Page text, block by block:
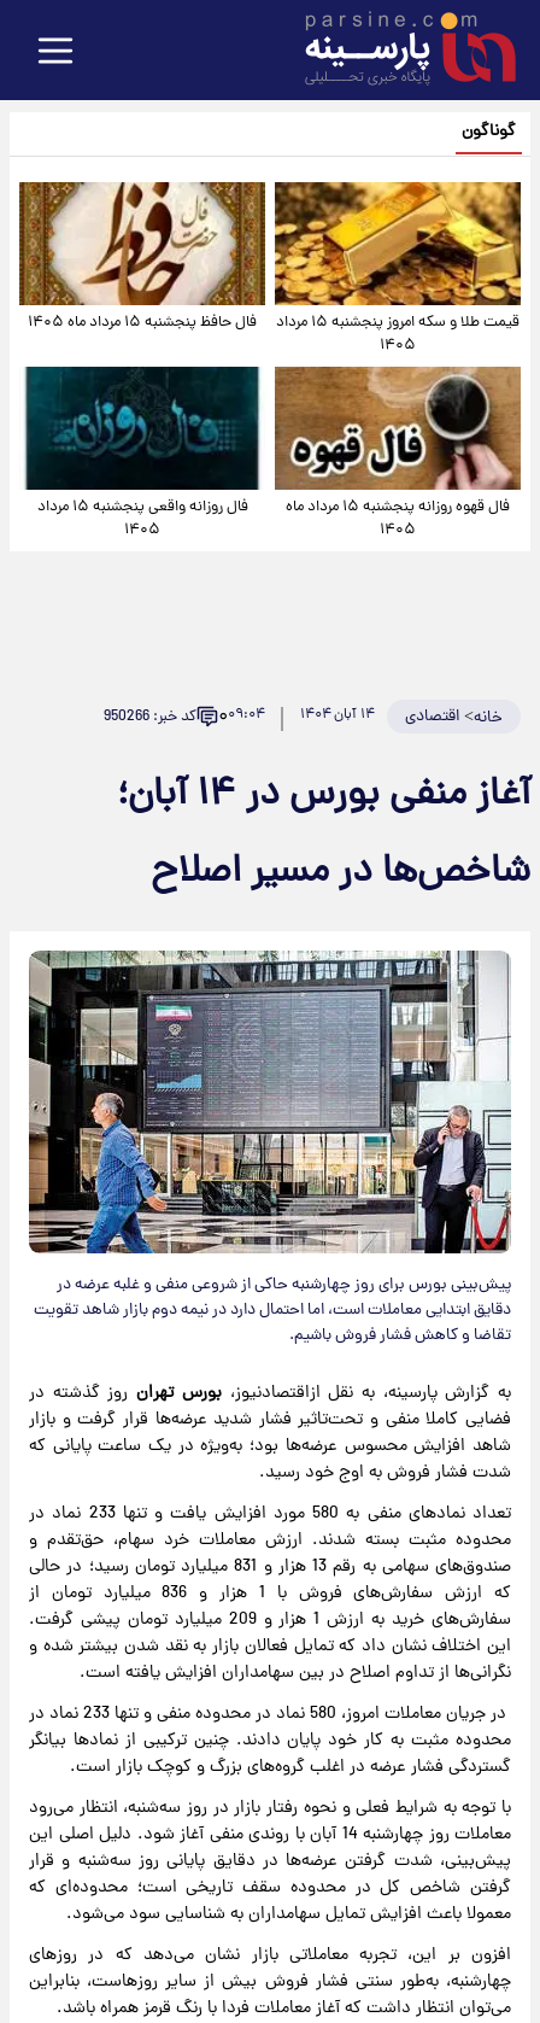
گوناگون
قیمت طلا و سکه امروز پنجشنبه ۱۵ مرداد
۱۴۰۵
فال حافظ پنجشنبه ۱۵ مرداد ماه ۱۴۰۵
فال قهوه روزانه پنجشنبه ۱۵ مرداد ماه
۱۴۰۵
فال روزانه واقعی پنجشنبه ۱۵ مرداد
۱۴۰۵
خانه>اقتصادی ۱۴ آبان ۱۴۰۴ ۰۹:۰۴۰ کد خبر: 950266
آغاز منفی بورس در ۱۴ آبان؛
شاخص‌ها در مسیر اصلاح
پیش‌بینی بورس برای روز چهارشنبه حاکی از شروعی منفی و غلبه عرضه در
دقایق ابتدایی معاملات است، اما احتمال دارد در نیمه دوم بازار شاهد تقویت
تقاضا و کاهش فشار فروش باشیم.
به گزارش پارسینه، به نقل ازاقتصادنیوز،بورس تهرانروز گذشته در
فضایی کاملا منفی و تحت‌تاثیر فشار شدید عرضه‌ها قرار گرفت و بازار
شاهد افزایش محسوس عرضه‌ها بود؛ به‌ویژه در یک ساعت پایانی که
شدت فشار فروش به اوج خود رسید.
تعداد نمادهای منفی به 580 مورد افزایش یافت و تنها 233 نماد در
محدوده مثبت بسته شدند. ارزش معاملات خرد سهام، حق‌تقدم و
صندوق‌های سهامی به رقم 13 هزار و 831 میلیارد تومان رسید؛ در حالی
که ارزش سفارش‌های فروش با 1 هزار و 836 میلیارد تومان از
سفارش‌های خرید به ارزش 1 هزار و 209 میلیارد تومان پیشی گرفت.
این اختلاف نشان داد که تمایل فعالان بازار به نقد شدن بیشتر شده و
نگرانی‌ها از تداوم اصلاح در بین سهامداران افزایش یافته است.
در جریان معاملات امروز، 580 نماد در محدوده منفی و تنها 233 نماد در
محدوده مثبت به کار خود پایان دادند. چنین ترکیبی از نمادها بیانگر
گستردگی فشار عرضه در اغلب گروه‌های بزرگ و کوچک بازار است.
با توجه به شرایط فعلی و نحوه رفتار بازار در روز سه‌شنبه، انتظار می‌رود
معاملات روز چهارشنبه 14 آبان با روندی منفی آغاز شود. دلیل اصلی این
پیش‌بینی، شدت گرفتن عرضه‌ها در دقایق پایانی روز سه‌شنبه و قرار
گرفتن شاخص کل در محدوده سقف تاریخی است؛ محدوده‌ای که
معمولا باعث افزایش تمایل سهامداران به شناسایی سود می‌شود.
افزون بر این، تجربه معاملاتی بازار نشان می‌دهد که در روزهای
چهارشنبه، به‌طور سنتی فشار فروش بیش از سایر روزهاست، بنابراین
می‌توان انتظار داشت که آغاز معاملات فردا با رنگ قرمز همراه باشد.